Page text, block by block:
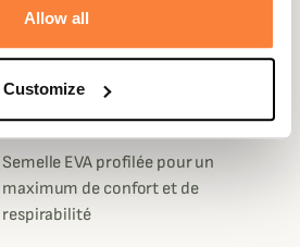
Allow all
Customize
Marron, Noir
Semelle EVA profilée pour un
maximum de confort et de
respirabilité